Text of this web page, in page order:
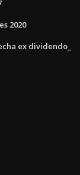
2020
ex dividendo_